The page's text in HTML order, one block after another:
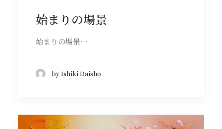
始まりの場景
始まりの場景…
by Ishiki Daisho